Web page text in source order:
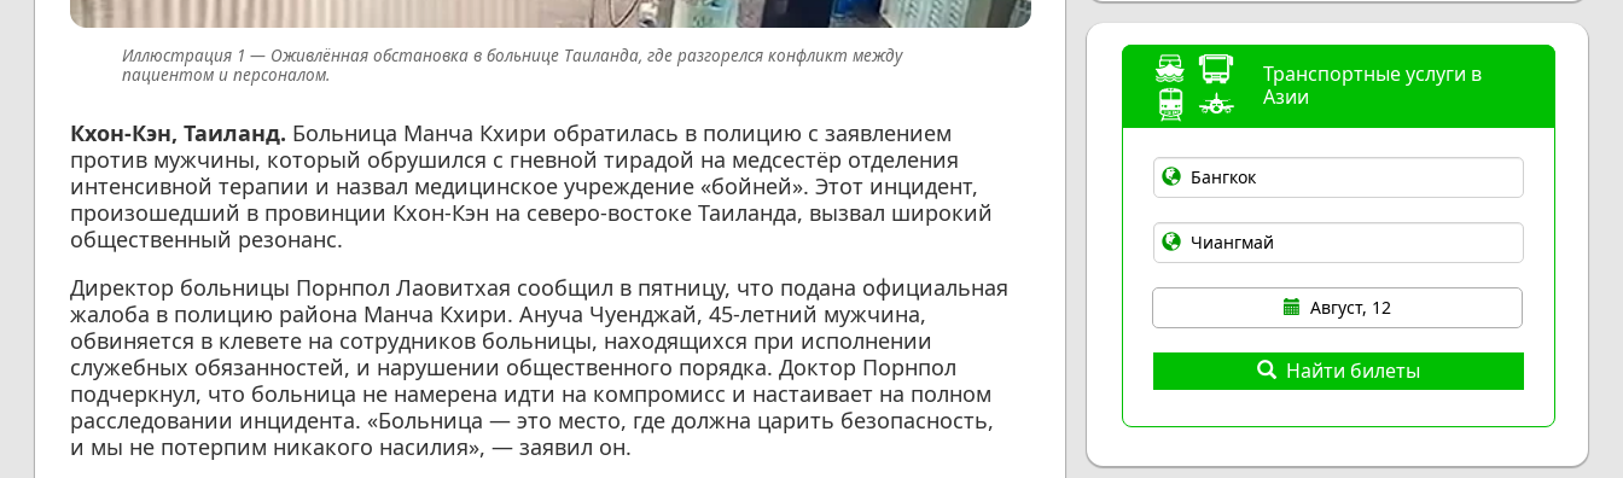
Оживлённая обстановка в больнице Таиланда, где разгорелся конфликт между
пациентом и персоналом.
Кхон-Кэн, Таиланд. Больница Манча Кхири обратилась в полицию с заявлением
против мужчины, который обрушился с гневной тирадой на медсестёр отделения
интенсивной терапии и назвал медицинское учреждение «бойней». Этот инцидент,
произошедший в провинции Кхон-Кэн на северо-востоке Таиланда, вызвал широкий
общественный резонанс.
Директор больницы Порнпол Лаовитхая сообщил в пятницу, что подана официальная
жалоба в полицию района Манча Кхири. Ануча Чуенджай, 45-летний мужчина,
обвиняется в клевете на сотрудников больницы, находящихся при исполнении
служебных обязанностей, и нарушении общественного порядка. Доктор Порнпол
подчеркнул, что больница не намерена идти на компромисс и настаивает на полном
расследовании инцидента. «Больница — это место, где должна царить безопасность,
и мы не потерпим никакого насилия», — заявил он.
Транспортные услуги в
Азии
Август, 12
Найти билеты